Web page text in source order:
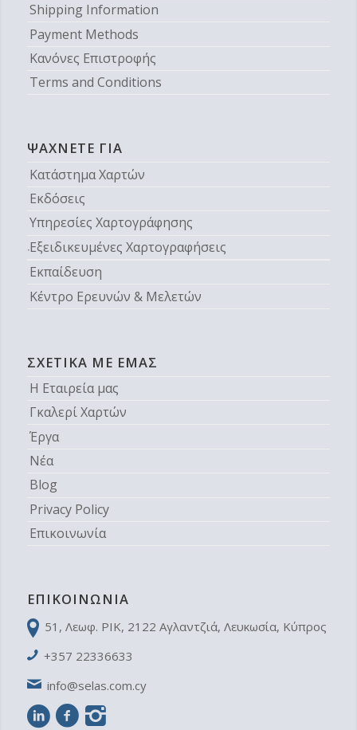
Shipping Information
Payment Methods
Κανόνες Επιστροφής
Terms and Conditions
ΨΆΧΝΕΤΕ ΓΙΑ
Κατάστημα Χαρτών
Εκδόσεις
Υπηρεσίες Χαρτογράφησης
Εξειδικευμένες Χαρτογραφήσεις
Εκπαίδευση
Κέντρο Ερευνών & Μελετών
ΣΧΕΤΙΚΆ ΜΕ ΕΜΆΣ
Η Εταιρεία μας
Γκαλερί Χαρτών
Έργα
Νέα
Blog
Privacy Policy
Επικοινωνία
ΕΠΙΚΟΙΝΩΝΊΑ
51, Λεωφ. ΡΙΚ, 2122 Aγλαντζιά, Λευκωσία, Κύπρος
+357 22336633
info@selas.com.cy